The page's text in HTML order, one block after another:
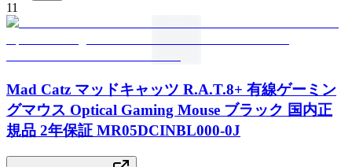
11
Mad Catz マッドキャッツ R.A.T.8+ 有線ゲーミン
グマウス Optical Gaming Mouse ブラック 国内正
規品 2年保証 MR05DCINBL000-0J